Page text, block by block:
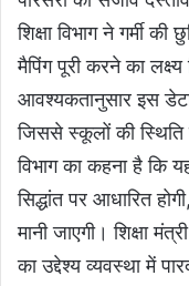
शिक्षा विभाग ने गर्मी
मैपिंग पूरी करने का लक्ष्य
आवश्यकतानुसार इस
जिससे स्कूलों की स्थिति
विभाग का कहना है कि
सिद्धांत पर आधारित
मानी जाएगी। शिक्षा
का उद्देश्य व्यवस्था में